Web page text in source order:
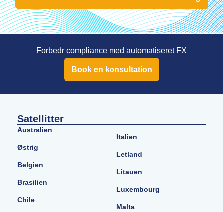
Forbedr compliance med automatiseret FX
Book en konsultation
Satellitter
Australien
Østrig
Belgien
Brasilien
Chile
Italien
Letland
Litauen
Luxembourg
Malta